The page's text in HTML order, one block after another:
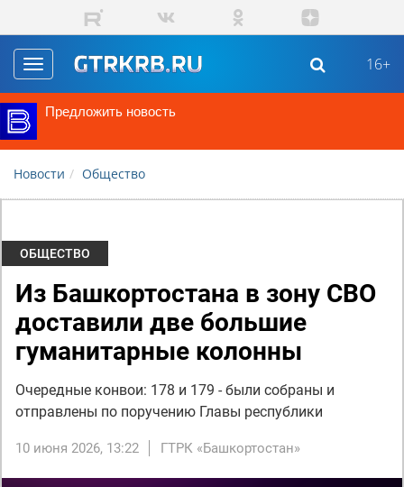
Перейти к основному содержанию
Toggle
navigation
16+
Предложить новость
Новости Общество
ОБЩЕСТВО
Из Башкортостана в зону СВО
доставили две большие
гуманитарные колонны
Очередные конвои: 178 и 179 - были собраны и
отправлены по поручению Главы республики
10 июня 2026, 13:22 ГТРК «Башкортостан»